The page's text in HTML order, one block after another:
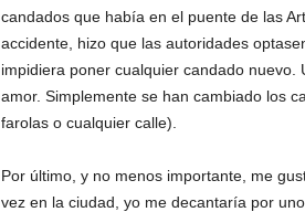
candados que había en el puente de las
accidente, hizo que las autoridades
impidiera poner cualquier candado
amor. Simplemente se han cambiado los
farolas o cualquier calle).
Por último, y no menos importante, me
vez en la ciudad, yo me decantaría por